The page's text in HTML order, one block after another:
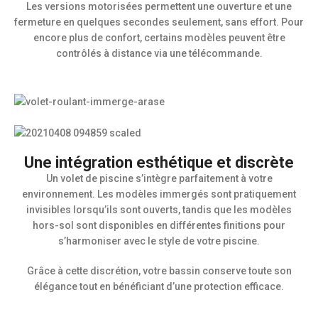
Les versions motorisées permettent une ouverture et une
fermeture en quelques secondes seulement, sans effort. Pour
encore plus de confort, certains modèles peuvent être
contrôlés à distance via une télécommande.
Une intégration esthétique et discrète
Un volet de piscine s’intègre parfaitement à votre
environnement. Les modèles immergés sont pratiquement
invisibles lorsqu’ils sont ouverts, tandis que les modèles
hors-sol sont disponibles en différentes finitions pour
s’harmoniser avec le style de votre piscine.
Grâce à cette discrétion, votre bassin conserve toute son
élégance tout en bénéficiant d’une protection efficace.